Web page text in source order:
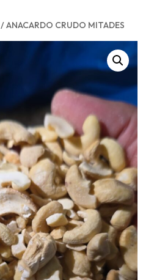
/ ANACARDO CRUDO MITADES